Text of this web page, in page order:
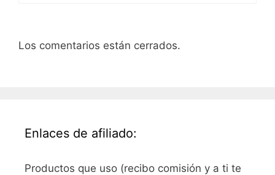
Los comentarios están cerrados.
Enlaces de afiliado:
Productos que uso (recibo comisión y a ti te